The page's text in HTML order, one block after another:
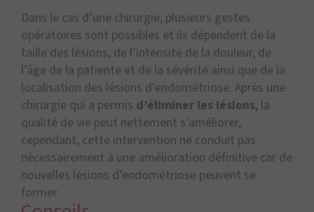
Dans le cas d’une chirurgie, plusieurs gestes
opératoires sont possibles et ils dépendent de la
taille des lésions, de l’intensité de la douleur, de
l’âge de la patiente et de la sévérité ainsi que de la
localisation des lésions d’endométriose. Après une
chirurgie qui a permis d’éliminer les lésions, la
qualité de vie peut nettement s’améliorer,
cependant, cette intervention ne conduit pas
nécessairement à une amélioration définitive car de
nouvelles lésions d’endométriose peuvent se
former.